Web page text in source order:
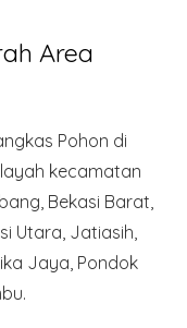
Area
Pohon di
kecamatan
Bekasi Barat,
Utara, Jatiasih,
Jaya, Pondok